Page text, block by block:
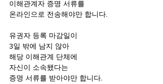
이해관계자 증명 서류를
온라인으로 전송해야만 합니다.
유권자 등록 마감일이
3일 밖에 남지 않아
해당 이해관계 단체에
자신이 소속됐다는
증명 서류를 받아야만 합니다.